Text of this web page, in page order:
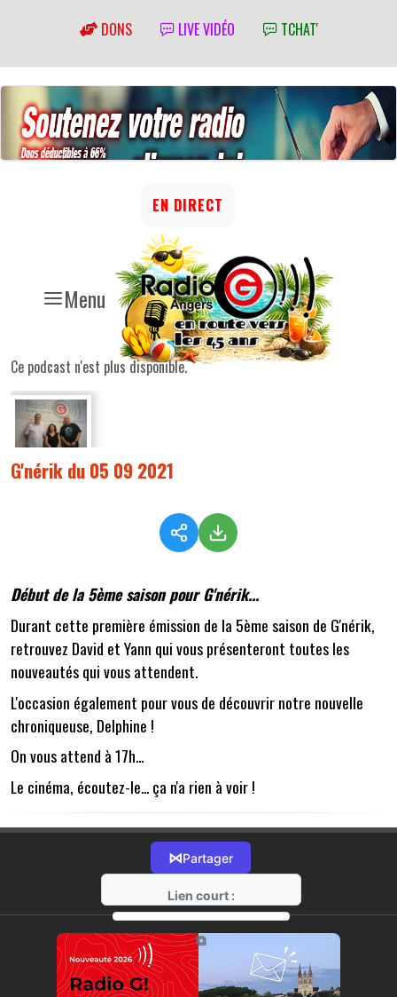
DONS LIVE VIDÉO TCHAT'
Menu
EN DIRECT
Ce podcast n'est plus disponible.
G'nérik du 05 09 2021
Début de la 5ème saison pour G'nérik...
Durant cette première émission de la 5ème saison de G'nérik,
retrouvez David et Yann qui vous présenteront toutes les
nouveautés qui vous attendent.
L'occasion également pour vous de découvrir notre nouvelle
chroniqueuse, Delphine !
On vous attend à 17h...
Le cinéma, écoutez-le... ça n'a rien à voir !
⋈Partager
Lien court :
https://radio-g.fr?5176
⧉